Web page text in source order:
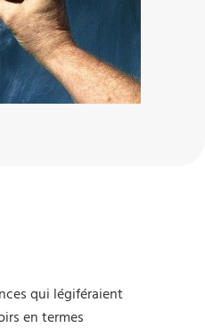
qui légiféraient
en termes